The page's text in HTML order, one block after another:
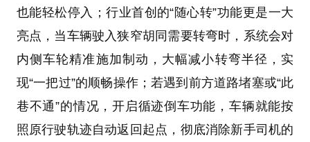
也能轻松停入；行业首创的“随心转”功能更是一大
亮点，当车辆驶入狭窄胡同需要转弯时，系统会对
内侧车轮精准施加制动，大幅减小转弯半径，实
现“一把过”的顺畅操作；若遇到前方道路堵塞或“此
巷不通”的情况，开启循迹倒车功能，车辆就能按
照原行驶轨迹自动返回起点，彻底消除新手司机的